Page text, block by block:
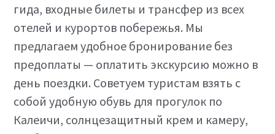
гида, входные билеты и трансфер из всех
отелей и курортов побережья. Мы
предлагаем удобное бронирование без
предоплаты — оплатить экскурсию можно в
день поездки. Советуем туристам взять с
собой удобную обувь для прогулок по
Калеичи, солнцезащитный крем и камеру,